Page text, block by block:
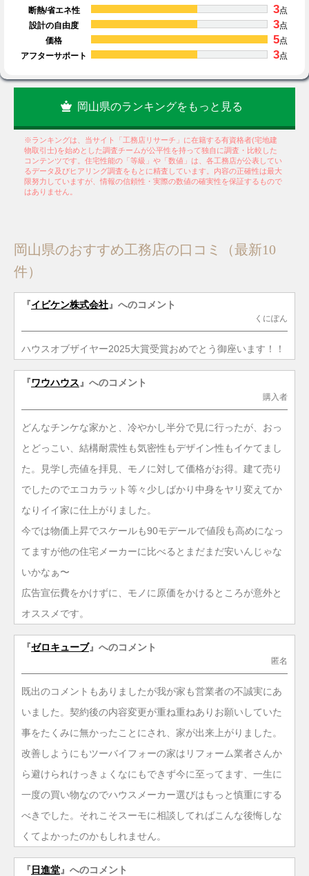
断熱/省エネ性
3点
設計の自由度
3点
価格
5点
アフターサポート
3点
岡山県のランキングをもっと見る
※ランキングは、当サイト「工務店リサーチ」に在籍する有資格者(宅地建
物取引士)を始めとした調査チームが公平性を持って独自に調査・比較した
コンテンツです。住宅性能の「等級」や「数値」は、各工務店が公表してい
るデータ及びヒアリング調査をもとに精査しています。内容の正確性は最大
限努力していますが、情報の信頼性・実際の数値の確実性を保証するもので
はありません。
岡山県のおすすめ工務店の口コミ（最新10
件）
『イビケン株式会社 』へのコメント
くにぽん
ハウスオブザイヤー2025大賞受賞おめでとう御座います！！
『ワウハウス』へのコメント
購入者
どんなチンケな家かと、冷やかし半分で見に行ったが、おっ
とどっこい、結構耐震性も気密性もデザイン性もイケてまし
た。見学し売値を拝見、モノに対して価格がお得。建て売り
でしたのでエコカラット等々少しばかり中身をヤリ変えてか
なりイイ家に仕上がりました。
今では物価上昇でスケールも90モデールで値段も高めになっ
てますが他の住宅メーカーに比べるとまだまだ安いんじゃな
いかなぁ〜
広告宣伝費をかけずに、モノに原価をかけるところが意外と
オススメです。
『ゼロキューブ』へのコメント
匿名
既出のコメントもありましたが我が家も営業者の不誠実にあ
いました。契約後の内容変更が重ね重ねありお願いしていた
事をたくみに無かったことにされ、家が出来上がりました。
改善しようにもツーバイフォーの家はリフォーム業者さんか
ら避けられけっきょくなにもできず今に至ってます、一生に
一度の買い物なのでハウスメーカー選びはもっと慎重にする
べきでした。それこそスーモに相談してればこんな後悔しな
くてよかったのかもしれません。
『 日進堂 』へのコメント